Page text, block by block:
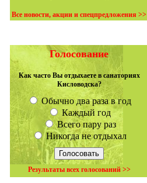
Все новости, акции и спецпредложения >>
Голосование
Как часто Вы отдыхаете в санаториях
Кисловодска?
Обычно два раза в год
Каждый год
Всего пару раз
Никогда не отдыхал
Результаты всех голосований >>